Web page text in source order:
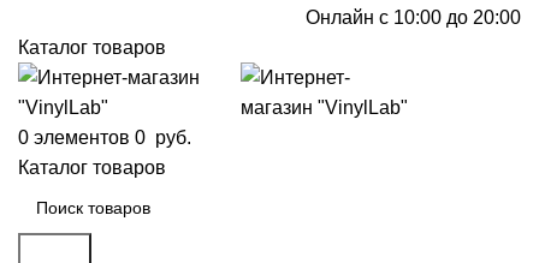
Онлайн с 10:00 до 20:00
Каталог товаров
0 элементов 0 руб.
Каталог товаров